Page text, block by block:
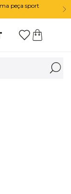
peça sport